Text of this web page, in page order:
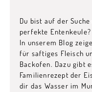
Du bist auf der
perfekte
In unserem Blog
für saftiges Fleisch
Backofen. Dazu gibt
Familienrezept der
dir das Wasser im